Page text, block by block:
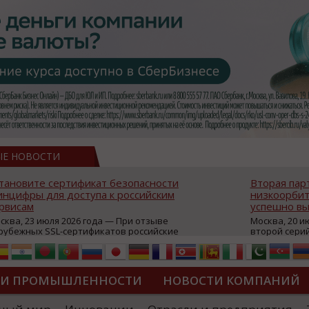
НОВОСТИ
сертификат безопасности
для доступа к российским
23 июля 2026 года — При отзыве
SSL-сертификатов российские
могут некорректно открываться в
браузерах (Google Chrome,
Edge и др.), а соединение с сервисами
ресурсы уже сообщили о
недоступности и ошибках при
из-за отзывов сертификатов
Вторая
успешно
Москва, 20
второй
аппаратов,
масштабной
интернет с
из
«Экономика
ПРОМЫШЛЕННОСТИ НОВОСТИ КОМПАНИЙ